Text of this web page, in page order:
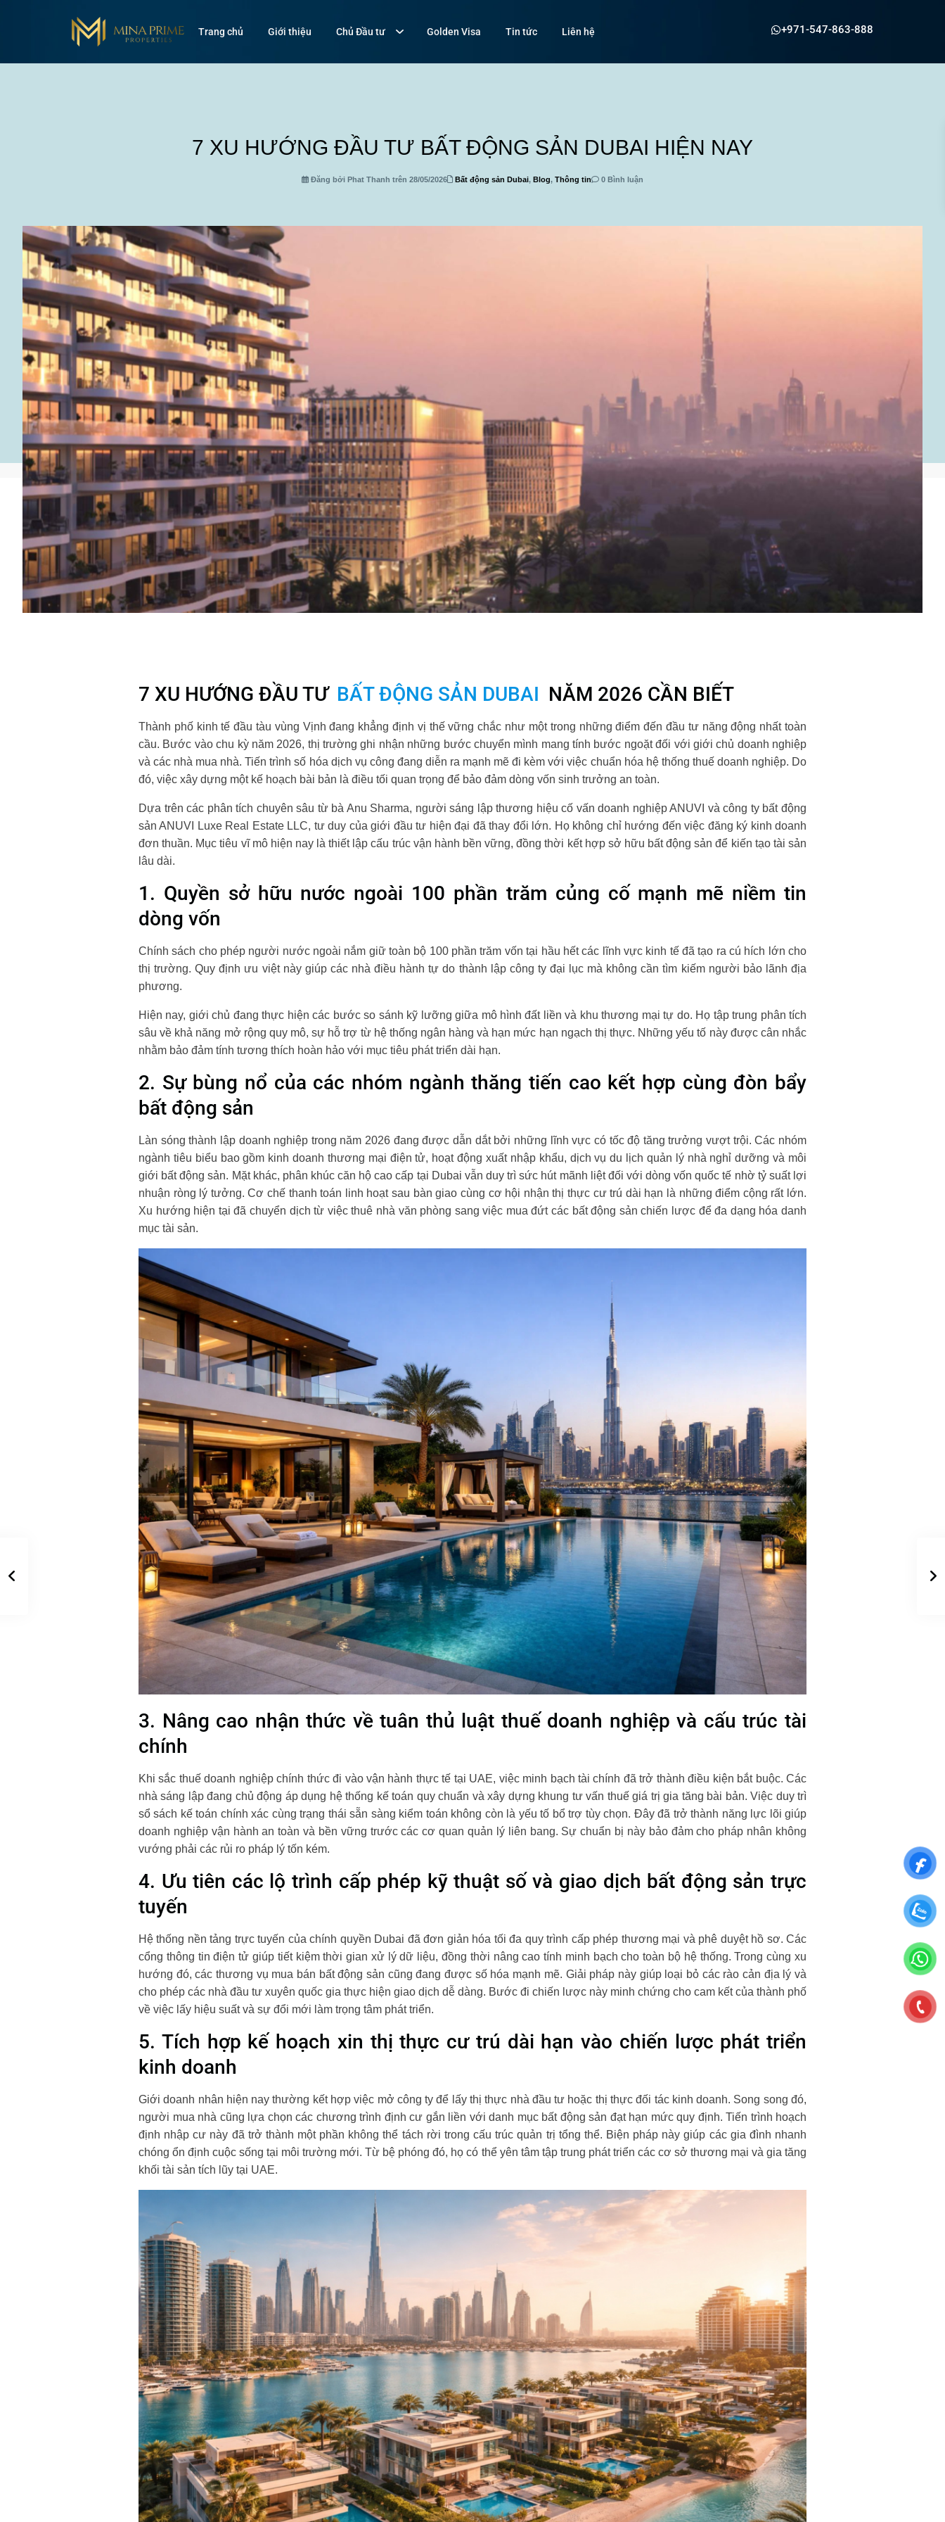
Trang chủ Giới thiệu Chủ Đầu tư Golden Visa Tin tức Liên hệ +971-547-863-888
7 XU HƯỚNG ĐẦU TƯ BẤT ĐỘNG SẢN DUBAI HIỆN NAY
Đăng bởi Phat Thanh trên 28/05/2026 Bất động sản Dubai, Blog, Thông tin 0 Bình luận
7 XU HƯỚNG ĐẦU TƯ BẤT ĐỘNG SẢN DUBAI NĂM 2026 CẦN BIẾT
Thành phố kinh tế đầu tàu vùng Vịnh đang khẳng định vị thế vững chắc như một trong những điểm đến đầu tư năng động nhất toàn
cầu. Bước vào chu kỳ năm 2026, thị trường ghi nhận những bước chuyển mình mang tính bước ngoặt đối với giới chủ doanh nghiệp
và các nhà mua nhà. Tiến trình số hóa dịch vụ công đang diễn ra mạnh mẽ đi kèm với việc chuẩn hóa hệ thống thuế doanh nghiệp. Do
đó, việc xây dựng một kế hoạch bài bản là điều tối quan trọng để bảo đảm dòng vốn sinh trưởng an toàn.
Dựa trên các phân tích chuyên sâu từ bà Anu Sharma, người sáng lập thương hiệu cố vấn doanh nghiệp ANUVI và công ty bất động
sản ANUVI Luxe Real Estate LLC, tư duy của giới đầu tư hiện đại đã thay đổi lớn. Họ không chỉ hướng đến việc đăng ký kinh doanh
đơn thuần. Mục tiêu vĩ mô hiện nay là thiết lập cấu trúc vận hành bền vững, đồng thời kết hợp sở hữu bất động sản để kiến tạo tài sản
lâu dài.
1. Quyền sở hữu nước ngoài 100 phần trăm củng cố mạnh mẽ niềm tin
dòng vốn
Chính sách cho phép người nước ngoài nắm giữ toàn bộ 100 phần trăm vốn tại hầu hết các lĩnh vực kinh tế đã tạo ra cú hích lớn cho
thị trường. Quy định ưu việt này giúp các nhà điều hành tự do thành lập công ty đại lục mà không cần tìm kiếm người bảo lãnh địa
phương.
Hiện nay, giới chủ đang thực hiện các bước so sánh kỹ lưỡng giữa mô hình đất liền và khu thương mại tự do. Họ tập trung phân tích
sâu về khả năng mở rộng quy mô, sự hỗ trợ từ hệ thống ngân hàng và hạn mức hạn ngạch thị thực. Những yếu tố này được cân nhắc
nhằm bảo đảm tính tương thích hoàn hảo với mục tiêu phát triển dài hạn.
2. Sự bùng nổ của các nhóm ngành thăng tiến cao kết hợp cùng đòn bẩy
bất động sản
Làn sóng thành lập doanh nghiệp trong năm 2026 đang được dẫn dắt bởi những lĩnh vực có tốc độ tăng trưởng vượt trội. Các nhóm
ngành tiêu biểu bao gồm kinh doanh thương mại điện tử, hoạt động xuất nhập khẩu, dịch vụ du lịch quản lý nhà nghỉ dưỡng và môi
giới bất động sản. Mặt khác, phân khúc căn hộ cao cấp tại Dubai vẫn duy trì sức hút mãnh liệt đối với dòng vốn quốc tế nhờ tỷ suất lợi
nhuận ròng lý tưởng. Cơ chế thanh toán linh hoạt sau bàn giao cùng cơ hội nhận thị thực cư trú dài hạn là những điểm cộng rất lớn.
Xu hướng hiện tại đã chuyển dịch từ việc thuê nhà văn phòng sang việc mua đứt các bất động sản chiến lược để đa dạng hóa danh
mục tài sản.
3. Nâng cao nhận thức về tuân thủ luật thuế doanh nghiệp và cấu trúc tài
chính
Khi sắc thuế doanh nghiệp chính thức đi vào vận hành thực tế tại UAE, việc minh bạch tài chính đã trở thành điều kiện bắt buộc. Các
nhà sáng lập đang chủ động áp dụng hệ thống kế toán quy chuẩn và xây dựng khung tư vấn thuế giá trị gia tăng bài bản. Việc duy trì
sổ sách kế toán chính xác cùng trạng thái sẵn sàng kiểm toán không còn là yếu tố bổ trợ tùy chọn. Đây đã trở thành năng lực lõi giúp
doanh nghiệp vận hành an toàn và bền vững trước các cơ quan quản lý liên bang. Sự chuẩn bị này bảo đảm cho pháp nhân không
vướng phải các rủi ro pháp lý tốn kém.
4. Ưu tiên các lộ trình cấp phép kỹ thuật số và giao dịch bất động sản trực
tuyến
Hệ thống nền tảng trực tuyến của chính quyền Dubai đã đơn giản hóa tối đa quy trình cấp phép thương mại và phê duyệt hồ sơ. Các
cổng thông tin điện tử giúp tiết kiệm thời gian xử lý dữ liệu, đồng thời nâng cao tính minh bạch cho toàn bộ hệ thống. Trong cùng xu
hướng đó, các thương vụ mua bán bất động sản cũng đang được số hóa mạnh mẽ. Giải pháp này giúp loại bỏ các rào cản địa lý và
cho phép các nhà đầu tư xuyên quốc gia thực hiện giao dịch dễ dàng. Bước đi chiến lược này minh chứng cho cam kết của thành phố
về việc lấy hiệu suất và sự đổi mới làm trọng tâm phát triển.
5. Tích hợp kế hoạch xin thị thực cư trú dài hạn vào chiến lược phát triển
kinh doanh
Giới doanh nhân hiện nay thường kết hợp việc mở công ty để lấy thị thực nhà đầu tư hoặc thị thực đối tác kinh doanh. Song song đó,
người mua nhà cũng lựa chọn các chương trình định cư gắn liền với danh mục bất động sản đạt hạn mức quy định. Tiến trình hoạch
định nhập cư này đã trở thành một phần không thể tách rời trong cấu trúc quản trị tổng thể. Biện pháp này giúp các gia đình nhanh
chóng ổn định cuộc sống tại môi trường mới. Từ bệ phóng đó, họ có thể yên tâm tập trung phát triển các cơ sở thương mại và gia tăng
khối tài sản tích lũy tại UAE.